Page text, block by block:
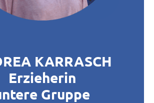
KARRASCH
Erzieherin
Gruppe